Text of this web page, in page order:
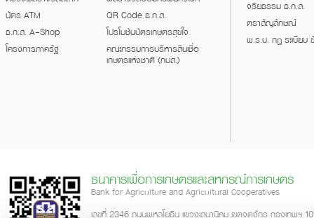
บัตร ATM
QR Code ธ.ก.ส.
ธ.ก.ส. A-Shop
โปรโมชันบัตรเกษตรสุขใจ
โครงการภาครัฐ
คณะกรรมการบริหารสินเชื่อ
เกษตรแห่งชาติ (กบส.)
จริยธรรม ธ.ก.ส.
ตราสัญลักษณ์
พ.ร.บ. กฎ ระเบียบ
ธนาคารเพื่อการเกษตรและสหกรณ์การเกษตร
Bank for Agriculture and Agricultural Cooperatives
เลขที่ 2346 ถนนพหลโยธิน แขวงเสนานิคม เขตจตุจักร กรุงเทพฯ